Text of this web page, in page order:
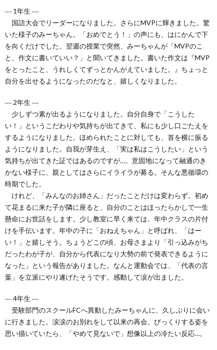
― 1年生 ―
国語大会でリーダーになりました。さらにMVPに輝きました。驚
いた様子のみーちゃん。「おめでとう！」の声にも、はにかんで下
を向くだけでした。翌週の授業で突然、みーちゃんが「MVPのこ
と、作文に書いていい？」と聞いてきました。書いた作文は『MVP
をとったこと、うれしくてずっとかんがえていました。』ちょっと
自分を出せるようになったのだなと、嬉しくなりました。
― 2年生 ―
少しずつ素が出るようになりました。自分自身で「こうした
い！」というこだわりや気持ちが出てきて、私にも少し口ごたえを
するようになりました。ほめられたことに対しても、首を横に振る
ようになりました。自我が芽生え、「実は私はこうしたい」という
気持ちが出てきた証ではあるのですが…。意固地になって融通のき
かない様子に、親としてはさらにイライラが募る。そんな悪循環の
時期でした。
けれど、「みんなのお姉さん」だったことだけは変わらず。初め
て花まるに来た子が隣に座ると、自分のことはほったらかしで一生
懸命にお世話をします。少し教室に早く来ては、年中クラスの片付
けを手伝います。年中の子に「おねえちゃん」と呼ばれ、「はー
い！」と嬉しそう。ちょうどこの頃、お母さまより「引っ込みがち
だったわが子が、自分から代表になり大勢の前で発表できるように
なった」という報告がありました。なんと運動会では、「代表の言
葉」を立派にやり遂げたそうです。感動して涙が出ました。
― 4年生 ―
受験部門のスクールFCへ異動したみーちゃんに、久しぶりに会い
に行きました。涙涙のお別れをして以来の再会。びっくりする姿を
思い描いていたら、「やめて見ないで」想像以上の冷たい反応…。